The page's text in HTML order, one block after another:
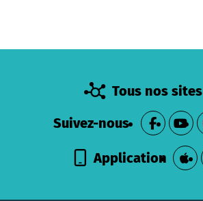
Tous nos sites
Suivez-nous
Application